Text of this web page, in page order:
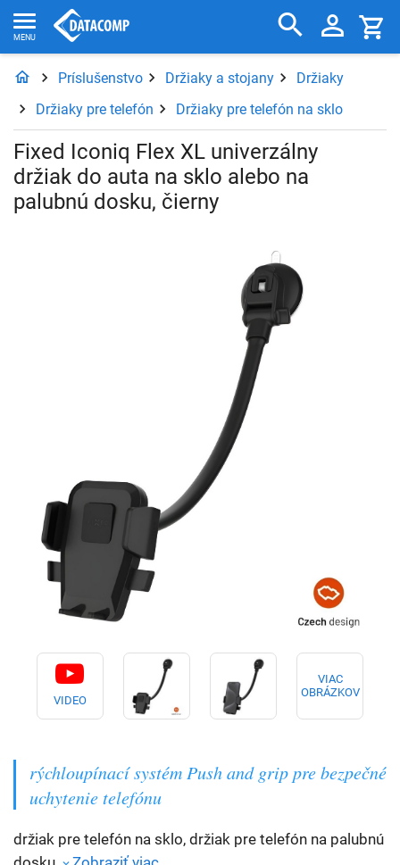
Príslušenstvo Držiaky a stojany
Držiaky
Držiaky pre telefón
Držiaky pre telefón na sklo
Fixed Iconiq Flex XL univerzálny
držiak do auta na sklo alebo na
palubnú dosku, čierny
VIDEO
VIAC
OBRÁZKOV
rýchloupínací systém Push and grip pre bezpečné
uchytenie telefónu
držiak pre telefón na sklo, držiak pre telefón na palubnú